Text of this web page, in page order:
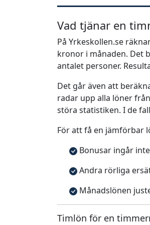
Vad tjänar en
På Yrkeskollen.se
kronor i månaden. Det
antalet personer.
Det går även att
radar upp alla löner
störa statistiken. I de
För att få en jämförbar
Bonusar ingår
Andra rörliga
Månadslönen
Timlön för en